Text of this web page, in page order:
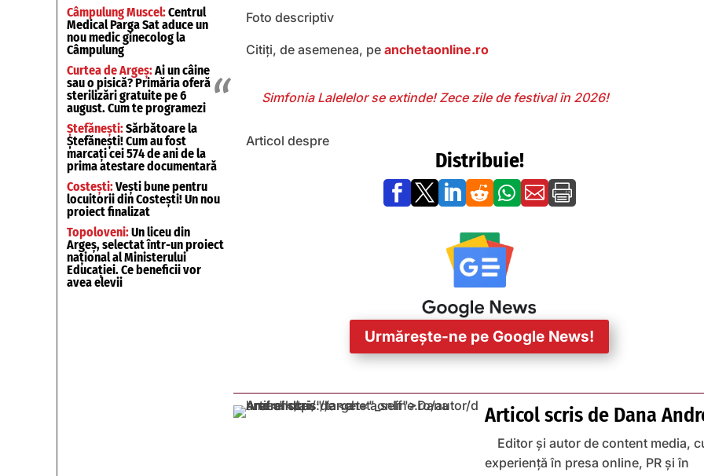
Câmpulung Muscel:Centrul
Medical Parga Sat aduce un
nou medic ginecolog la
Câmpulung
Curtea de Argeș:Ai un câine
sau o pisică? Primăria oferă
sterilizări gratuite pe 6
august. Cum te programezi
Ștefănești:Sărbătoare la
Ștefănești! Cum au fost
marcați cei 574 de ani de la
prima atestare documentară
Costești:Vești bune pentru
locuitorii din Costești! Un nou
proiect finalizat
Topoloveni:Un liceu din
Argeș, selectat într-un proiect
național al Ministerului
Educației. Ce beneficii vor
avea elevii
Foto descriptiv
Citiți, de asemenea, pe anchetaonline.ro
Simfonia Lalelelor se extinde! Zece zile de festival în 2026!
Articol despre
Distribuie!
      
Urmărește-ne pe Google News!
Articol scris de Dana
Editor și autor de content media,
experiență în presa online, PR și în